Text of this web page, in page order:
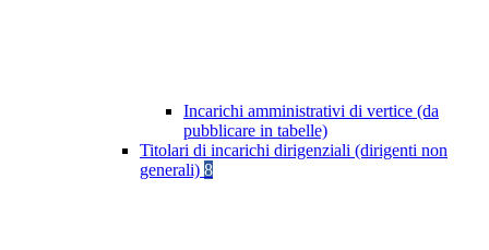
Incarichi amministrativi di vertice (da
pubblicare in tabelle)
Titolari di incarichi dirigenziali (dirigenti non
generali) 8